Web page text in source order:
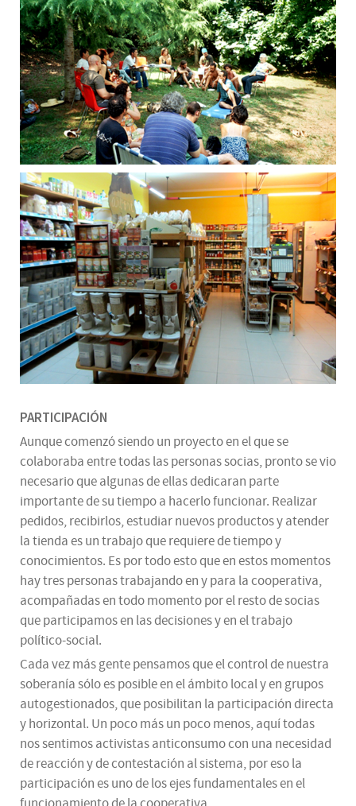
PARTICIPACIÓN
Aunque comenzó siendo un proyecto en el que se
colaboraba entre todas las personas socias, pronto se vio
necesario que algunas de ellas dedicaran parte
importante de su tiempo a hacerlo funcionar. Realizar
pedidos, recibirlos, estudiar nuevos productos y atender
la tienda es un trabajo que requiere de tiempo y
conocimientos. Es por todo esto que en estos momentos
hay tres personas trabajando en y para la cooperativa,
acompañadas en todo momento por el resto de socias
que participamos en las decisiones y en el trabajo
político-social.
Cada vez más gente pensamos que el control de nuestra
soberanía sólo es posible en el ámbito local y en grupos
autogestionados, que posibilitan la participación directa
y horizontal. Un poco más un poco menos, aquí todas
nos sentimos activistas anticonsumo con una necesidad
de reacción y de contestación al sistema, por eso la
participación es uno de los ejes fundamentales en el